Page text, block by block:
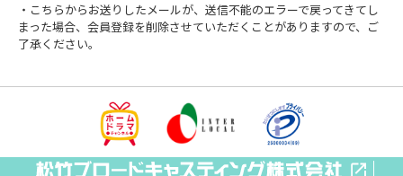
・こちらからお送りしたメールが、送信不能のエラーで戻ってきてし
まった場合、会員登録を削除させていただくことがありますので、ご
了承ください。